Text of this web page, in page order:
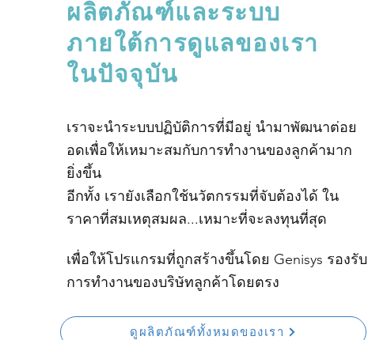
ดูผลิตภัณฑ์ทั้งหมดของเรา
เราจะนำระบบปฏิบัติการที่มีอยู่ นำมาพัฒนาต่อย
อดเพื่อให้เหมาะสมกับการทำงานของลูกค้ามาก
ยิ่งขึ้น
อีกทั้ง เรายังเลือกใช้นวัตกรรมที่จับต้องได้ ใน
ราคาที่สมเหตุสมผล...เหมาะที่จะลงทุนที่สุด
เพื่อให้โปรแกรมที่ถูกสร้างขึ้นโดย Genisys รองรับ
การทำงานของบริษัทลูกค้าโดยตรง
ผลิตภัณฑ์และระบบ
ภายใต้การดูแลของเรา
ในปัจจุบัน